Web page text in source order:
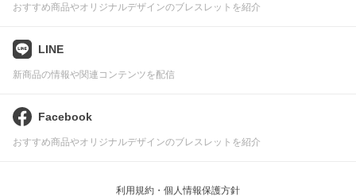
おすすめ商品やオリジナルデザインのブレスレットを紹介
LINE
新商品の情報や関連コンテンツを配信
Facebook
おすすめ商品やオリジナルデザインのブレスレットを紹介
利用規約・個人情報保護方針